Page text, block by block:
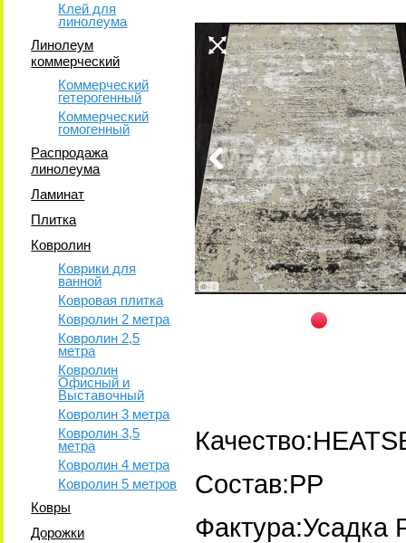
Клей для
линолеума
Линолеум
коммерческий
Коммерческий
гетерогенный
Коммерческий
гомогенный
Распродажа
линолеума
Ламинат
Плитка
Ковролин
Коврики для
ванной
Ковровая плитка
Ковролин 2 метра
Ковролин 2,5
метра
Ковролин
Офисный и
Выставочный
Ковролин 3 метра
Ковролин 3,5
метра
Ковролин 4 метра
Ковролин 5 метров
Ковры
Дорожки
Состав:PP
Фактура:Усадка